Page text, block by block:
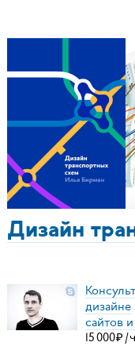
Дизайн
дизайне
сайтов
15000₽ /